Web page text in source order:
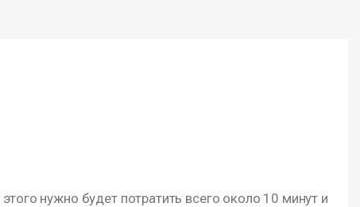
нужно будет потратить всего около 10 минут и